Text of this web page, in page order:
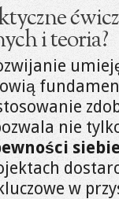
i teoria?
nie
w